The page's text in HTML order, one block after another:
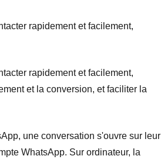
rapidement et facilement,
rapidement et facilement,
et la conversion, et faciliter la
une conversation s'ouvre sur leur
WhatsApp. Sur ordinateur, la